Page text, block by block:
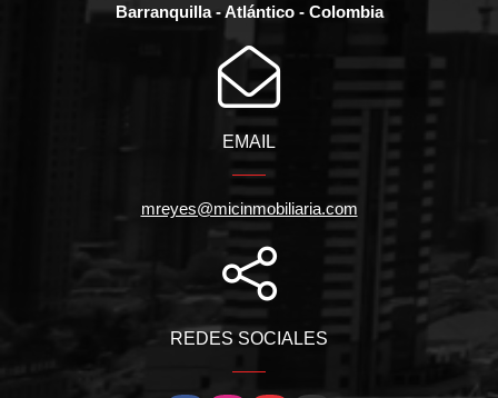
Barranquilla - Atlántico - Colombia
EMAIL
mreyes@micinmobiliaria.com
REDES SOCIALES